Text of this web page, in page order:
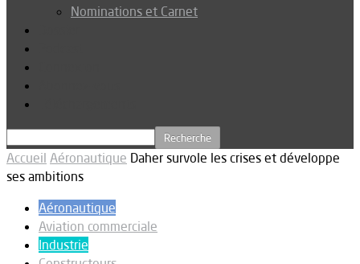
Nominations et Carnet
Accueil Aéronautique Daher survole les crises et développe
ses ambitions
Aéronautique
Aviation commerciale
Industrie